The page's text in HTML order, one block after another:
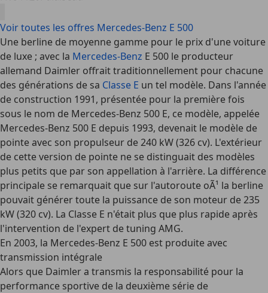
Voir toutes les offres Mercedes-Benz E 500
Une berline de moyenne gamme pour le prix d'une voiture
de luxe ; avec la Mercedes-Benz E 500 le producteur
allemand Daimler offrait traditionnellement pour chacune
des générations de sa Classe E un tel modèle. Dans l'année
de construction 1991, présentée pour la première fois
sous le nom de Mercedes-Benz 500 E, ce modèle, appelée
Mercedes-Benz 500 E depuis 1993, devenait le modèle de
pointe avec son propulseur de 240 kW (326 cv). L'extérieur
de cette version de pointe ne se distinguait des modèles
plus petits que par son appellation à l'arrière. La différence
principale se remarquait que sur l'autoroute oÃ¹ la berline
pouvait générer toute la puissance de son moteur de 235
kW (320 cv). La Classe E n'était plus que plus rapide après
l'intervention de l'expert de tuning AMG.
En 2003, la Mercedes-Benz E 500 est produite avec
transmission intégrale
Alors que Daimler a transmis la responsabilité pour la
performance sportive de la deuxième série de